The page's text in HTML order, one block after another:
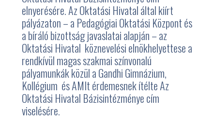
elnyerésére. Az Oktatási Hivatal által kiírt
pályázaton – a Pedagógiai Oktatási Központ és
a bíráló bizottság javaslatai alapján – az
Oktatási Hivatal köznevelési elnökhelyettese a
rendkívül magas szakmai színvonalú
pályamunkák közül a Gandhi Gimnázium,
Kollégium és AMIt érdemesnek ítélte Az
Oktatási Hivatal Bázisintézménye cím
viselésére.